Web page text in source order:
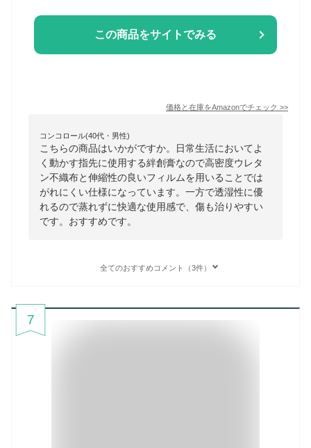
この商品をサイトでみる
価格と在庫をAmazonでチェック >>
コンコロール(40代・男性)
こちらの商品はいかがですか。日常生活においてよ
く動かす指先に使用する絆創膏なので高密度ウレタ
ン不織布と伸縮性の良いフィルムを用いることでは
がれにくい仕様になっています。一方で透湿性に優
れるので蒸れずに快適な使用感で、傷も治りやすい
です。おすすめです。
全てのおすすめコメント（3件）
7